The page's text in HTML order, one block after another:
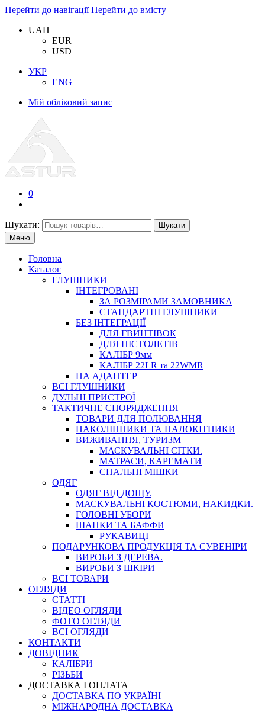
Перейти до навігації Перейти до вмісту
UAH
EUR
USD
УКР
ENG
Мій обліковий запис
0
Шукати:
Шукати
Меню
Головна
Каталог
ГЛУШНИКИ
ІНТЕГРОВАНІ
ЗА РОЗМІРАМИ ЗАМОВНИКА
СТАНДАРТНІ ГЛУШНИКИ
БЕЗ ІНТЕГРАЦІЇ
ДЛЯ ГВИНТІВОК
ДЛЯ ПІСТОЛЕТІВ
КАЛІБР 9мм
КАЛІБР 22LR та 22WMR
НА АДАПТЕР
ВСІ ГЛУШНИКИ
ДУЛЬНІ ПРИСТРОЇ
ТАКТИЧНЕ СПОРЯДЖЕННЯ
ТОВАРИ ДЛЯ ПОЛЮВАННЯ
НАКОЛІННИКИ ТА НАЛОКІТНИКИ
ВИЖИВАННЯ, ТУРИЗМ
МАСКУВАЛЬНІ СІТКИ.
МАТРАСИ, КАРЕМАТИ
СПАЛЬНІ МІШКИ
ОДЯГ
ОДЯГ ВІД ДОЩУ.
МАСКУВАЛЬНІ КОСТЮМИ, НАКИДКИ.
ГОЛОВНІ УБОРИ
ШАПКИ ТА БАФФИ
РУКАВИЦІ
ПОДАРУНКОВА ПРОДУКЦІЯ ТА СУВЕНІРИ
ВИРОБИ З ДЕРЕВА.
ВИРОБИ З ШКІРИ
ВСІ ТОВАРИ
ОГЛЯДИ
СТАТТІ
ВІДЕО ОГЛЯДИ
ФОТО ОГЛЯДИ
ВСІ ОГЛЯДИ
КОНТАКТИ
ДОВІДНИК
КАЛІБРИ
РІЗЬБИ
ДОСТАВКА І ОПЛАТА
ДОСТАВКА ПО УКРАЇНІ
МІЖНАРОДНА ДОСТАВКА